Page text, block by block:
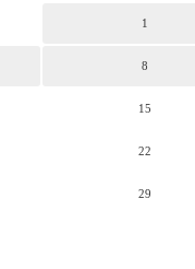
1
8
15
22
29